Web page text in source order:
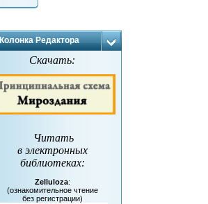
Колонка Редактора
Скачать:
Читать
в электронных
библиотеках:
Zelluloza:
(ознакомительное чтение
без регистрации)